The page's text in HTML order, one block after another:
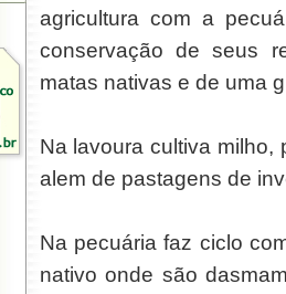
agricultura com a
conservação de seus
matas nativas e de uma
Na lavoura cultiva milho,
alem de pastagens de
Na pecuária faz ciclo
nativo onde são